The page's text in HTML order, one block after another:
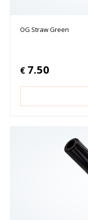
OG Straw Green
€ 7.50